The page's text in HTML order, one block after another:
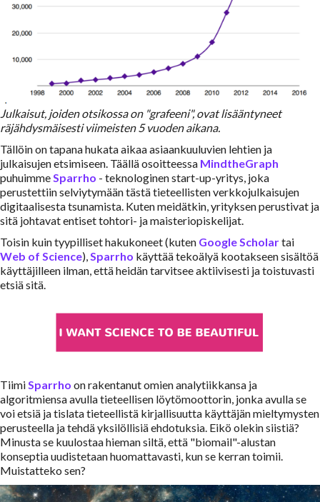
Julkaisut, joiden otsikossa on "grafeeni", ovat lisääntyneet
räjähdysmäisesti viimeisten 5 vuoden aikana.
Tällöin on tapana hukata aikaa asiaankuuluvien lehtien ja
julkaisujen etsimiseen. Täällä osoitteessa MindtheGraph
puhuimme Sparrho - teknologinen start-up-yritys, joka
perustettiin selviytymään tästä tieteellisten verkkojulkaisujen
digitaalisesta tsunamista. Kuten meidätkin, yrityksen perustivat ja
sitä johtavat entiset tohtori- ja maisteriopiskelijat.
Toisin kuin tyypilliset hakukoneet (kuten Google Scholartai
Web of Science), Sparrho käyttää tekoälyä kootakseen sisältöä
käyttäjilleen ilman, että heidän tarvitsee aktiivisesti ja toistuvasti
etsiä sitä.
Tiimi Sparrho on rakentanut omien analytiikkansa ja
algoritmiensa avulla tieteellisen löytömoottorin, jonka avulla se
voi etsiä ja tislata tieteellistä kirjallisuutta käyttäjän mieltymysten
perusteella ja tehdä yksilöllisiä ehdotuksia. Eikö olekin siistiä?
Minusta se kuulostaa hieman siltä, että "biomail"-alustan
konseptia uudistetaan huomattavasti, kun se kerran toimii.
Muistatteko sen?